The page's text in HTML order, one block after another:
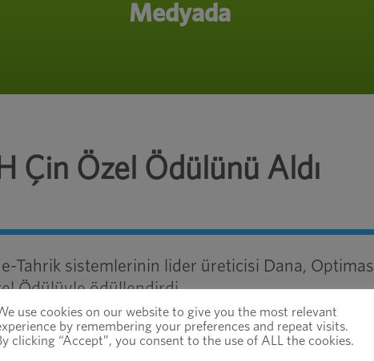
Medyada
Çin Özel Ödülünü Aldı
Tahrik sistemlerinin lider üreticisi Dana, Optimas
Ödülüyle ödüllendirdi.
use cookies on our website to give you the most relevant
by remembering your preferences and repeat visits.
clicking “Accept”, you consent to the use of ALL the cookies.